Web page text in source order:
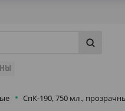
СпК-190, 750 мл.,